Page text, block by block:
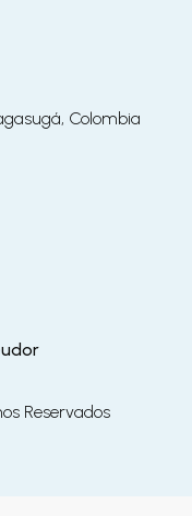
Colombia
Reservados